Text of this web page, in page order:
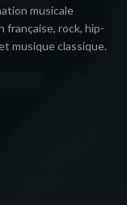
musicale
française, rock, hip-
musique classique.